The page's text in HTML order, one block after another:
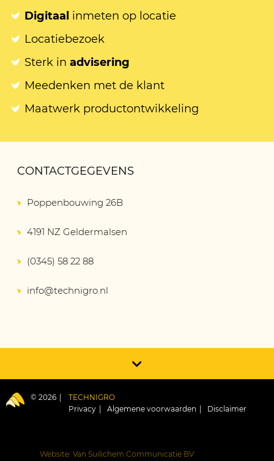
Digitaal inmeten op locatie
Locatiebezoek
Sterk in advisering
Meedenken met de klant
Maatwerk productontwikkeling
CONTACTGEGEVENS
Poppenbouwing 26B
4191 NZ Geldermalsen
(0345) 58 22 88
info@technigro.nl
© 2026
TECHNIGRO
Privacy
Algemene voorwaarden Disclaimer
Website: Van Suilichem Communicatie BV